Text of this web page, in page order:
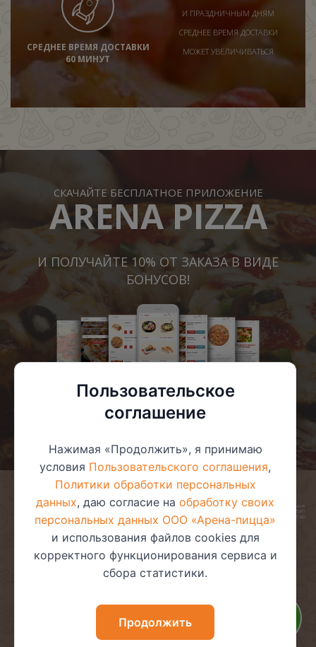
СРЕДНЕЕ ВРЕМЯ ДОСТАВКИ
60 МИНУТ
И ПРАЗДНИЧНЫМ ДНЯМ
СРЕДНЕЕ ВРЕМЯ ДОСТАВКИ
МОЖЕТ УВЕЛИЧИВАТЬСЯ
СКАЧАЙТЕ БЕСПЛАТНОЕ ПРИЛОЖЕНИЕ
ARENA PIZZA
И ПОЛУЧАЙТЕ 10% ОТ ЗАКАЗА В ВИДЕ
БОНУСОВ!
© 2025 ООО «Арена-пицца»
УНП 391272611
Магазин зарегистрирован в торговом реестре 08.05.2017 №381622
Политика видеонаблюдения
Политика в отношении
обработки файлов cookie
Пользовательское
соглашение
Нажимая «Продолжить», я принимаю
условия Пользовательского соглашения,
Политики обработки персональных
данных, даю согласие на обработку своих
персональных данных ООО «Арена-пицца»
и использования файлов cookies для
корректного функционирования сервиса и
сбора статистики.
Продолжить